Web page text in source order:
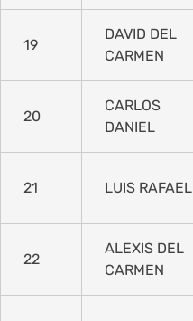
19
DAVID DEL
CARMEN
20
CARLOS
DANIEL
21 LUIS RAFAEL
22
ALEXIS DEL
CARMEN